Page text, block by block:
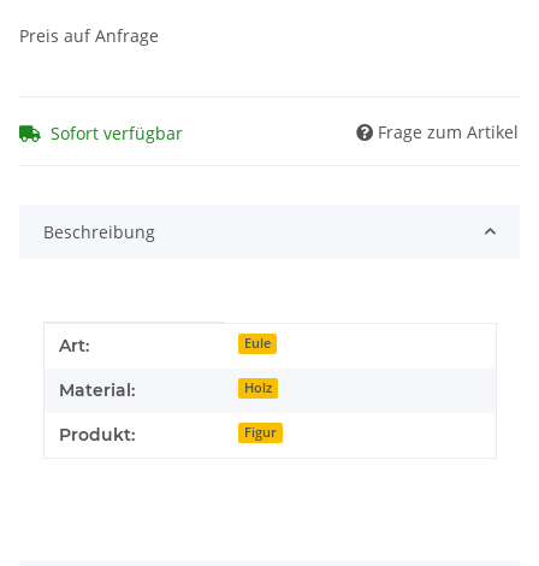
Preis auf Anfrage
Sofort verfügbar Frage zum Artikel
Beschreibung
Produkteigenschaft
Wert
Art: Eule
Material: Holz
Produkt: Figur